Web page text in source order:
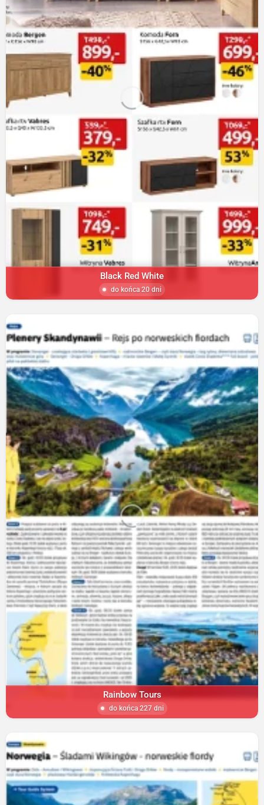
Black Red White
do końca 20 dni
Rainbow Tours
do końca 227 dni